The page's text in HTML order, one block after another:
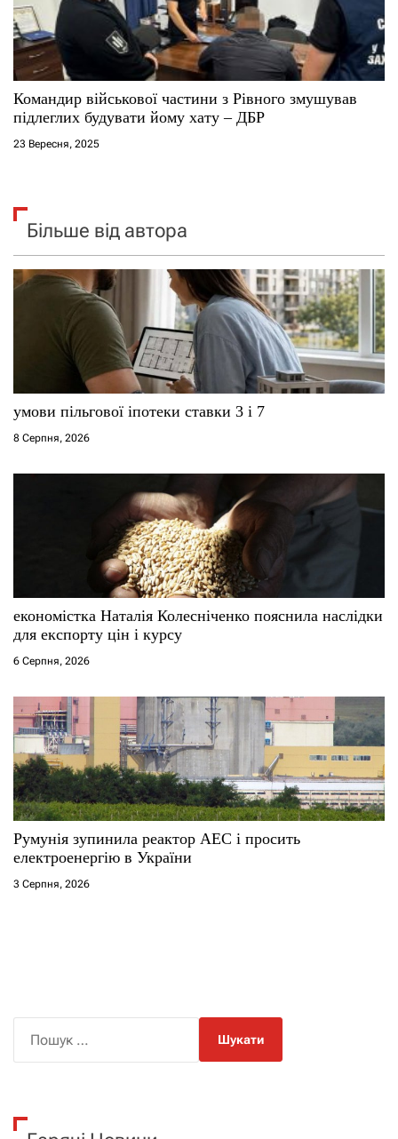
​Командир військової частини з Рівного змушував
підлеглих будувати йому хату – ДБР
23 Вересня, 2025
Більше від автора
умови пільгової іпотеки ставки 3 і 7
8 Серпня, 2026
економістка Наталія Колесніченко пояснила наслідки
для експорту цін і курсу
6 Серпня, 2026
Румунія зупинила реактор АЕС і просить
електроенергію в України
3 Серпня, 2026
к